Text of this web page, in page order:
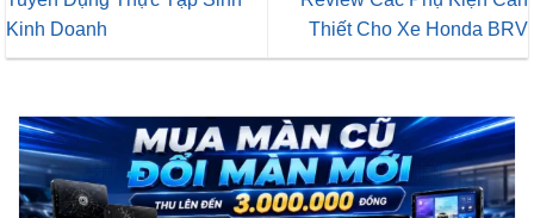
Kinh Doanh
Thiết Cho Xe Honda BRV